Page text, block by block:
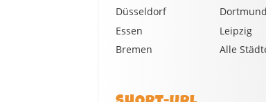
Düsseldorf
Dortmund
Essen
Leipzig
Bremen
Alle